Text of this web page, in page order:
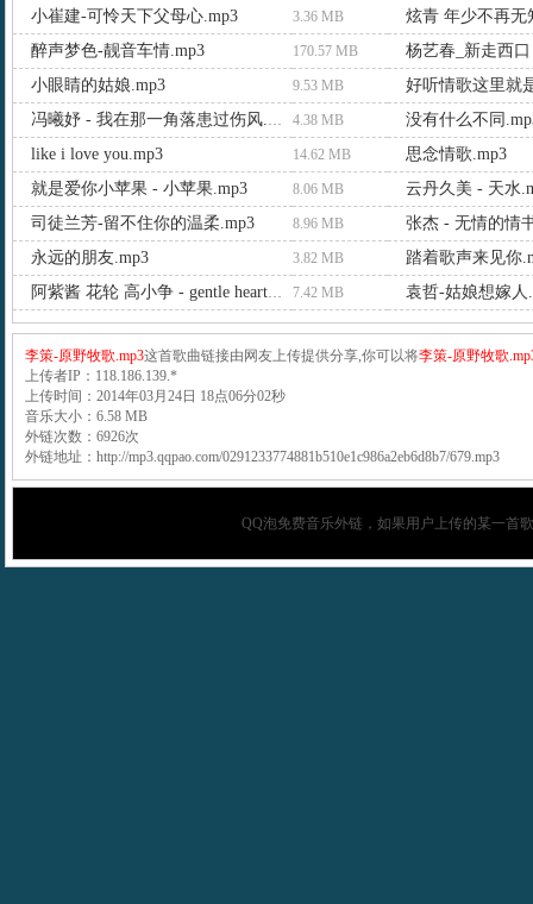
小崔建-可怜天下父母心.mp3
3.36 MB
炫青 年少不再无
醉声梦色-靓音车情.mp3
170.57 MB
杨艺春_新走西口
小眼睛的姑娘.mp3
9.53 MB 好听情歌这里就
冯曦妤 - 我在那一角落患过伤风.mp3 4.38 MB
没有什么不同
like i love you.mp3
14.62 MB
思念情歌.mp3
就是爱你小苹果 - 小苹果.mp3
8.06 MB
云丹久美 - 天水
司徒兰芳-留不住你的温柔.mp3
8.96 MB
张杰 - 无情的情
永远的朋友.mp3
3.82 MB 踏着歌声来见你
阿紫酱 花轮 高小争 - gentle heart（温柔心脏）.mp3 7.42 MB 袁哲-姑娘想嫁人
李策-原野牧歌.mp3这首歌曲链接由网友上传提供分享,你可以将李策-原野牧歌
上传者IP：118.186.139.*
上传时间：2014年03月24日 18点06分02秒
音乐大小：6.58 MB
外链次数：6926次
外链地址：http://mp3.qqpao.com/0291233774881b510e1c986a2eb6d8b7/679.mp3
QQ泡免费音乐外链，如果用户上传的某一首